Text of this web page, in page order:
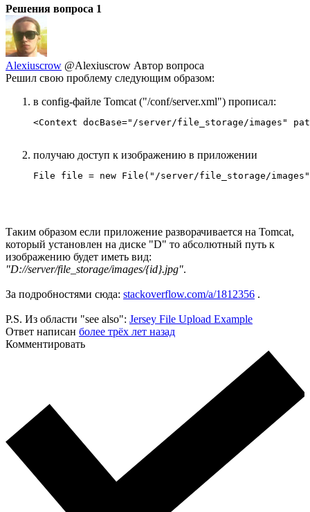
Решения вопроса 1
Alexiuscrow @Alexiuscrow Автор вопроса
Решил свою проблему следующим образом:
в config-файле Tomcat ("/conf/server.xml") прописал:
<Context docBase="/server/file_storage/images"
получаю доступ к изображению в приложении
File file = new File("/server/file_storage/
Таким образом если приложение разворачивается на Tomcat,
который установлен на диске "D" то абсолютный путь к
изображению будет иметь вид:
"D://server/file_storage/images/{id}.jpg".
За подробностями сюда: stackoverflow.com/a/1812356 .
P.S. Из области "see also": Jersey File Upload Example
Ответ написан более трёх лет назад
Комментировать